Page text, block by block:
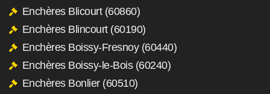
Enchères Blicourt (60860)
Enchères Blincourt (60190)
Enchères Boissy-Fresnoy (60440)
Enchères Boissy-le-Bois (60240)
Enchères Bonlier (60510)